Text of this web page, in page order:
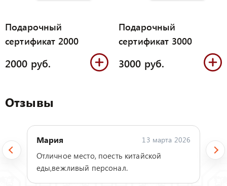
Подарочный
сертификат 2000
2000 руб.
Подарочный
сертификат 3000
3000 руб.
Отзывы
Мария 13 марта 2026
Отличное место, поесть китайской
еды,вежливый персонал.